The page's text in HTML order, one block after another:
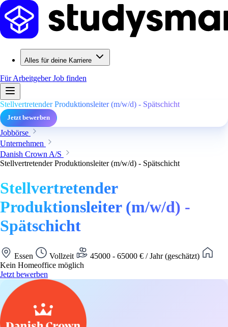
Alles für deine Karriere
Für ArbeitgeberJob finden
Stellvertretender Produktionsleiter (m/w/d) - Spätschicht
Jetzt bewerben
Jobbörse
Unternehmen
Danish Crown A/S
Stellvertretender Produktionsleiter (m/w/d) - Spätschicht
Stellvertretender
Produktionsleiter (m/w/d) -
Spätschicht
Essen Vollzeit
45000 - 65000 € / Jahr (geschätzt)
Kein Homeoffice möglich
Jetzt bewerben